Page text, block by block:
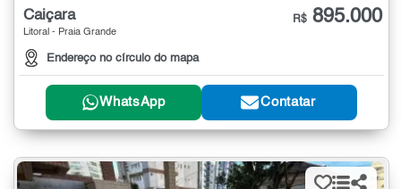
Caiçara
Litoral - Praia Grande
Endereço no círculo do mapa
R$ 895.000
WhatsApp Contatar